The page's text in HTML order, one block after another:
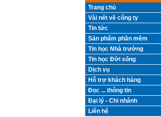
Trang chủ
Vài nét về công ty
Tin tức
Sản phẩm phần mềm
Tin học Nhà trường
Tin học Đời sống
Dịch vụ
Hỗ trợ khách hàng
Đọc ... thông tin
Đại lý - Chi nhánh
Liên hệ